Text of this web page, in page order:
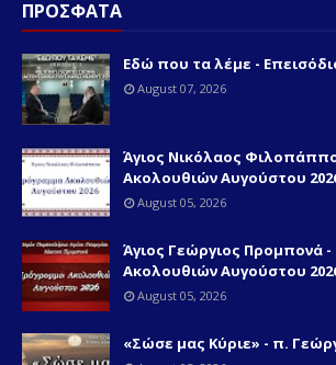
ΠΡΟΣΦΑΤΑ
Εδώ που τα λέμε -
August 07, 2026
Άγιος Νικόλαος
Ακολουθιών Αυγούστου
August 05, 2026
Άγιος Γεώργιος Προμπονά
Ακολουθιών Αυγούστου
August 05, 2026
«Σώσε μας Κύριε» - π.